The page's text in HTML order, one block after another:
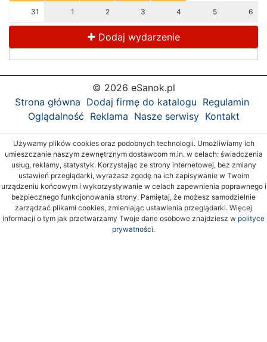
31 1 2 3 4 5 6
Dodaj wydarzenie
© 2026 eSanok.pl
Strona główna Dodaj firmę do katalogu Regulamin
Oglądalność Reklama Nasze serwisy Kontakt
Używamy plików cookies oraz podobnych technologii. Umożliwiamy ich
umieszczanie naszym zewnętrznym dostawcom m.in. w celach: świadczenia
usług, reklamy, statystyk. Korzystając ze strony internetowej, bez zmiany
ustawień przeglądarki, wyrażasz zgodę na ich zapisywanie w Twoim
urządzeniu końcowym i wykorzystywanie w celach zapewnienia poprawnego i
bezpiecznego funkcjonowania strony. Pamiętaj, że możesz samodzielnie
zarządzać plikami cookies, zmieniając ustawienia przeglądarki. Więcej
informacji o tym jak przetwarzamy Twoje dane osobowe znajdziesz w polityce
prywatności.